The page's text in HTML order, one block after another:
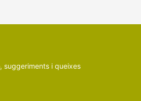
suggeriments i queixes